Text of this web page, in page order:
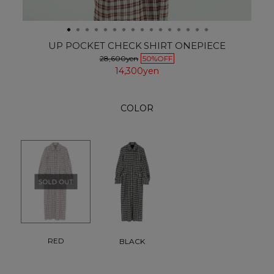
UP POCKET CHECK SHIRT ONEPIECE
28,600yen 50%OFF
14,300yen
COLOR
RED BLACK